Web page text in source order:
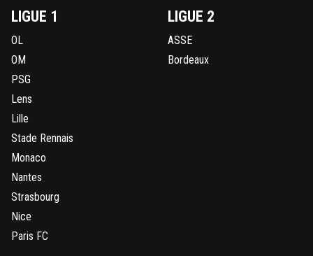
LIGUE 1
OL
OM
PSG
Lens
Lille
Stade Rennais
Monaco
Nantes
Strasbourg
Nice
Paris FC
LIGUE 2
ASSE
Bordeaux